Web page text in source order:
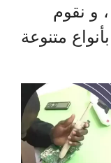
و نقوم
متنوعة